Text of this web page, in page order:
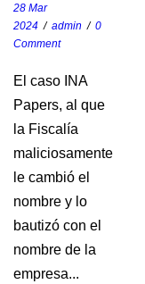
28 Mar
2024 / admin / 0
Comment
El caso INA
Papers, al que
la Fiscalía
maliciosamente
le cambió el
nombre y lo
bautizó con el
nombre de la
empresa...